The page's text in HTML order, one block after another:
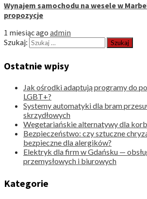
Wynajem samochodu na wesele w
propozycje
1 miesiąc ago admin
Szukaj:
Ostatnie wpisy
Jak ośrodki adaptują programy do
LGBT+?
Systemy automatyki dla bram
skrzydłowych
Wegetariańskie alternatywy dla
Bezpieczeństwo: czy sztuczne
bezpieczne dla alergików?
Elektryk dla firm w Gdańsku —
przemysłowych i biurowych
Kategorie